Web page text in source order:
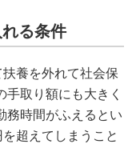
る条件
養を外れて社会保
取り額にも大きく
務時間がふえるとい
超えてしまうこと